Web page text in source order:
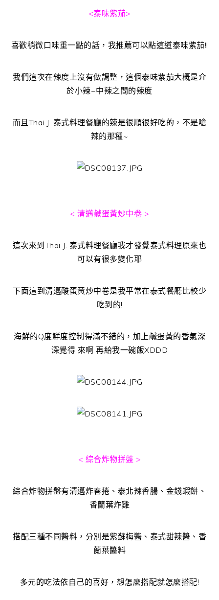
<泰味紫茄>
喜歡稍微口味重一點的話，我推薦可以點這道泰味紫茄!!
我們這次在辣度上沒有做調整，這個泰味紫茄大概是介
於小辣~中辣之間的辣度
而且Thai J. 泰式料理餐廳的辣是很順很好吃的，不是嗆
辣的那種~
< 清邁鹹蛋黃炒中卷 >
這次來到Thai J. 泰式料理餐廳我才發覺泰式料理原來也
可以有很多變化耶
下面這到清邁酸蛋黃炒中卷是我平常在泰式餐廳比較少
吃到的!
海鮮的Q度鮮度控制得滿不錯的，加上鹹蛋黃的香氣深
深覺得 來啊 再給我一碗飯XDDD
< 綜合炸物拼盤 >
綜合炸物拼盤有清邁炸春捲、泰北辣香腸、金錢蝦餅、
香蘭葉炸雞
搭配三種不同醬料，分別是紫蘇梅醬、泰式甜辣醬、香
蘭葉醬料
多元的吃法依自己的喜好，想怎麼搭配就怎麼搭配!